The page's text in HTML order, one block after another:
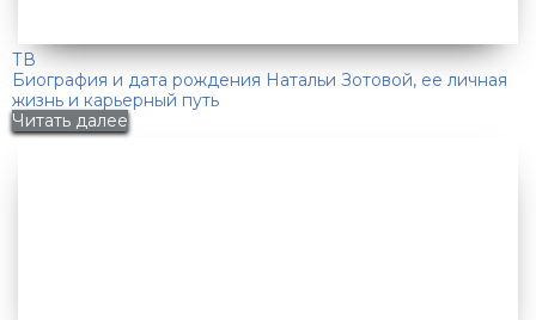
ТВ
Биография и дата рождения Натальи Зотовой, ее личная
жизнь и карьерный путь
Читать далее